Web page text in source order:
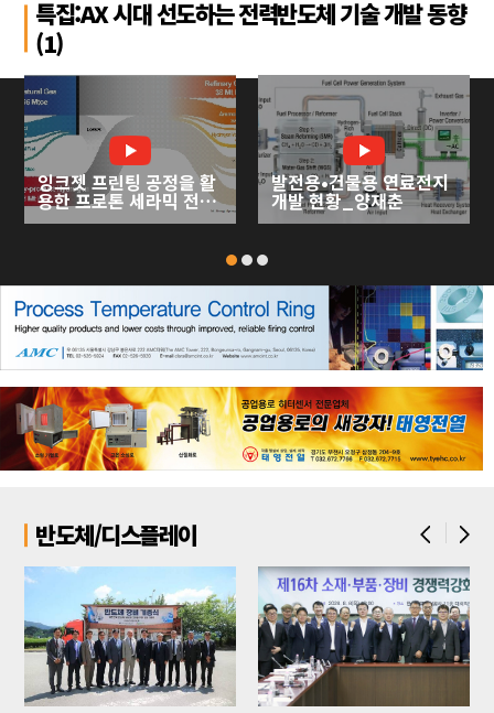
특집:AX 시대 선도하는 전력반도체 기술 개발 동향
(1)
잉크젯 프린팅 공정을 활
용한 프로톤 세라믹 전기
화학 셀 개발_심준형
발전용•건물용 연료전지
개발 현황_양재춘
반도체/디스플레이